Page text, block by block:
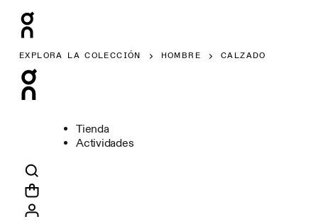
EXPLORA LA COLECCIÓN HOMBRE CALZADO
Tienda
Actividades